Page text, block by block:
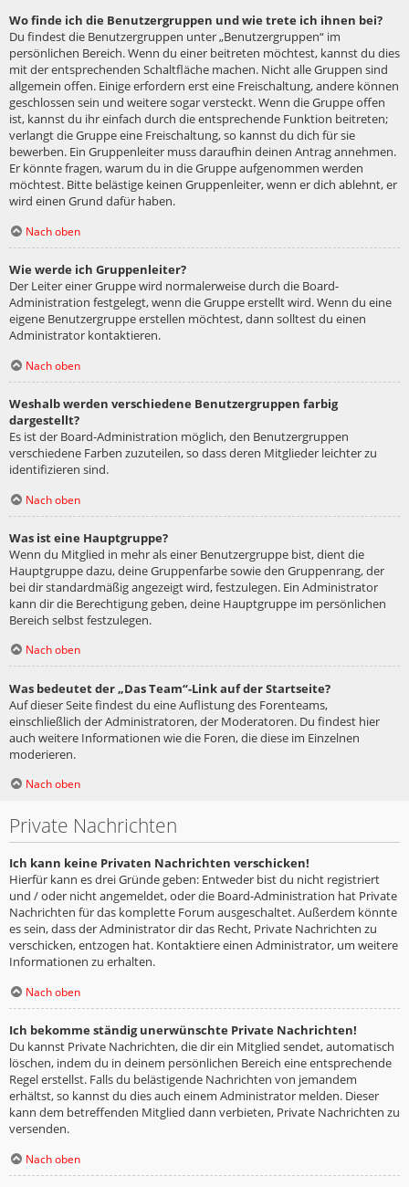
Wo finde ich die Benutzergruppen und wie trete ich ihnen bei?
Du findest die Benutzergruppen unter „Benutzergruppen“ im
persönlichen Bereich. Wenn du einer beitreten möchtest, kannst du dies
mit der entsprechenden Schaltfläche machen. Nicht alle Gruppen sind
allgemein offen. Einige erfordern erst eine Freischaltung, andere können
geschlossen sein und weitere sogar versteckt. Wenn die Gruppe offen
ist, kannst du ihr einfach durch die entsprechende Funktion beitreten;
verlangt die Gruppe eine Freischaltung, so kannst du dich für sie
bewerben. Ein Gruppenleiter muss daraufhin deinen Antrag annehmen.
Er könnte fragen, warum du in die Gruppe aufgenommen werden
möchtest. Bitte belästige keinen Gruppenleiter, wenn er dich ablehnt, er
wird einen Grund dafür haben.
Nach oben
Wie werde ich Gruppenleiter?
Der Leiter einer Gruppe wird normalerweise durch die Board-
Administration festgelegt, wenn die Gruppe erstellt wird. Wenn du eine
eigene Benutzergruppe erstellen möchtest, dann solltest du einen
Administrator kontaktieren.
Nach oben
Weshalb werden verschiedene Benutzergruppen farbig
dargestellt?
Es ist der Board-Administration möglich, den Benutzergruppen
verschiedene Farben zuzuteilen, so dass deren Mitglieder leichter zu
identifizieren sind.
Nach oben
Was ist eine Hauptgruppe?
Wenn du Mitglied in mehr als einer Benutzergruppe bist, dient die
Hauptgruppe dazu, deine Gruppenfarbe sowie den Gruppenrang, der
bei dir standardmäßig angezeigt wird, festzulegen. Ein Administrator
kann dir die Berechtigung geben, deine Hauptgruppe im persönlichen
Bereich selbst festzulegen.
Nach oben
Was bedeutet der „Das Team“-Link auf der Startseite?
Auf dieser Seite findest du eine Auflistung des Forenteams,
einschließlich der Administratoren, der Moderatoren. Du findest hier
auch weitere Informationen wie die Foren, die diese im Einzelnen
moderieren.
Nach oben
Private Nachrichten
Ich kann keine Privaten Nachrichten verschicken!
Hierfür kann es drei Gründe geben: Entweder bist du nicht registriert
und / oder nicht angemeldet, oder die Board-Administration hat Private
Nachrichten für das komplette Forum ausgeschaltet. Außerdem könnte
es sein, dass der Administrator dir das Recht, Private Nachrichten zu
verschicken, entzogen hat. Kontaktiere einen Administrator, um weitere
Informationen zu erhalten.
Nach oben
Ich bekomme ständig unerwünschte Private Nachrichten!
Du kannst Private Nachrichten, die dir ein Mitglied sendet, automatisch
löschen, indem du in deinem persönlichen Bereich eine entsprechende
Regel erstellst. Falls du belästigende Nachrichten von jemandem
erhältst, so kannst du dies auch einem Administrator melden. Dieser
kann dem betreffenden Mitglied dann verbieten, Private Nachrichten zu
versenden.
Nach oben